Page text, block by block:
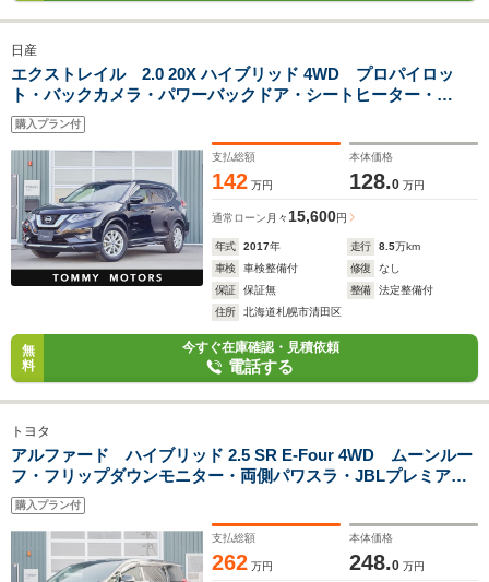
日産
エクストレイル 2.0 20X ハイブリッド 4WD プロパイロッ
ト・バックカメラ・パワーバックドア・シートヒーター・
ETC・クルーズコントロール・純正ナビ・フルセグ・ドラレ
コ・スマートキー・スペアキー・純正17インチAW
購入プラン付
支払総額
142 万円
本体価格
128.0 万円
通常ローン 月々 15,600円
年式 2017年 走行 8.5万km
車検
車検整備付 修復
なし
保証
保証無 整備
法定整備付
住所
北海道札幌市清田区
無
料
今すぐ在庫確認・見積依頼
電話する
トヨタ
アルファード ハイブリッド 2.5 SR E-Four 4WD ムーンルー
フ・フリップダウンモニター・両側パワスラ・JBLプレミアム
サウンド・パワーバックドア・全周囲カメラ・バックカメラ・
障害物センサー・オットマン
購入プラン付
支払総額
262 万円
本体価格
248.0 万円